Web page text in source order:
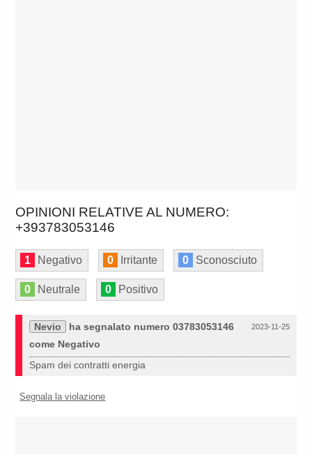
OPINIONI RELATIVE AL NUMERO:
+393783053146
1 Negativo 0 Irritante 0 Sconosciuto
0 Neutrale 0 Positivo
2023-11-25
Nevio
ha segnalato numero 03783053146
come Negativo
Spam dei contratti energia
Segnala la violazione